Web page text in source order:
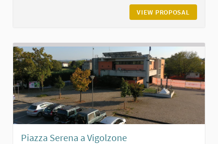
VIEW PROPOSAL
Piazza Serena a Vigolzone